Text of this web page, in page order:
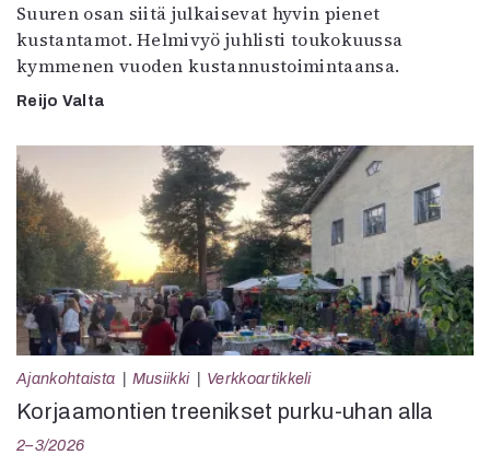
Suuren osan siitä julkaisevat hyvin pienet
kustantamot. Helmivyö juhlisti toukokuussa
kymmenen vuoden kustannustoimintaansa.
Reijo Valta
Ajankohtaista Musiikki Verkkoartikkeli
Korjaamontien treenikset purku-uhan alla
2–3/2026